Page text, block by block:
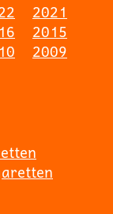
2021
2015
2009